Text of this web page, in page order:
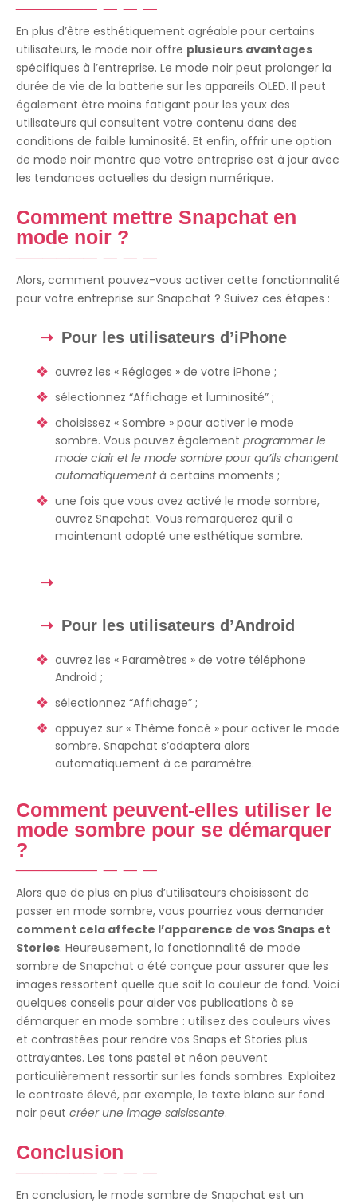
En plus d’être esthétiquement agréable pour certains
utilisateurs, le mode noir offre plusieurs avantages
spécifiques à l’entreprise. Le mode noir peut prolonger la
durée de vie de la batterie sur les appareils OLED. Il peut
également être moins fatigant pour les yeux des
utilisateurs qui consultent votre contenu dans des
conditions de faible luminosité. Et enfin, offrir une option
de mode noir montre que votre entreprise est à jour avec
les tendances actuelles du design numérique.
Comment mettre Snapchat en
mode noir ?
Alors, comment pouvez-vous activer cette fonctionnalité
pour votre entreprise sur Snapchat ? Suivez ces étapes :
Pour les utilisateurs d’iPhone
ouvrez les « Réglages » de votre iPhone ;
sélectionnez “Affichage et luminosité” ;
choisissez « Sombre » pour activer le mode
sombre. Vous pouvez également programmer le
mode clair et le mode sombre pour qu’ils changent
automatiquementà certains moments ;
une fois que vous avez activé le mode sombre,
ouvrez Snapchat. Vous remarquerez qu’il a
maintenant adopté une esthétique sombre.
Pour les utilisateurs d’Android
ouvrez les « Paramètres » de votre téléphone
Android ;
sélectionnez “Affichage” ;
appuyez sur « Thème foncé » pour activer le mode
sombre. Snapchat s’adaptera alors
automatiquement à ce paramètre.
Comment peuvent-elles utiliser le
mode sombre pour se démarquer
?
Alors que de plus en plus d’utilisateurs choisissent de
passer en mode sombre, vous pourriez vous demander
comment cela affecte l’apparence de vos Snaps et
Stories. Heureusement, la fonctionnalité de mode
sombre de Snapchat a été conçue pour assurer que les
images ressortent quelle que soit la couleur de fond. Voici
quelques conseils pour aider vos publications à se
démarquer en mode sombre : utilisez des couleurs vives
et contrastées pour rendre vos Snaps et Stories plus
attrayantes. Les tons pastel et néon peuvent
particulièrement ressortir sur les fonds sombres. Exploitez
le contraste élevé, par exemple, le texte blanc sur fond
noir peut créer une image saisissante.
Conclusion
En conclusion, le mode sombre de Snapchat est un